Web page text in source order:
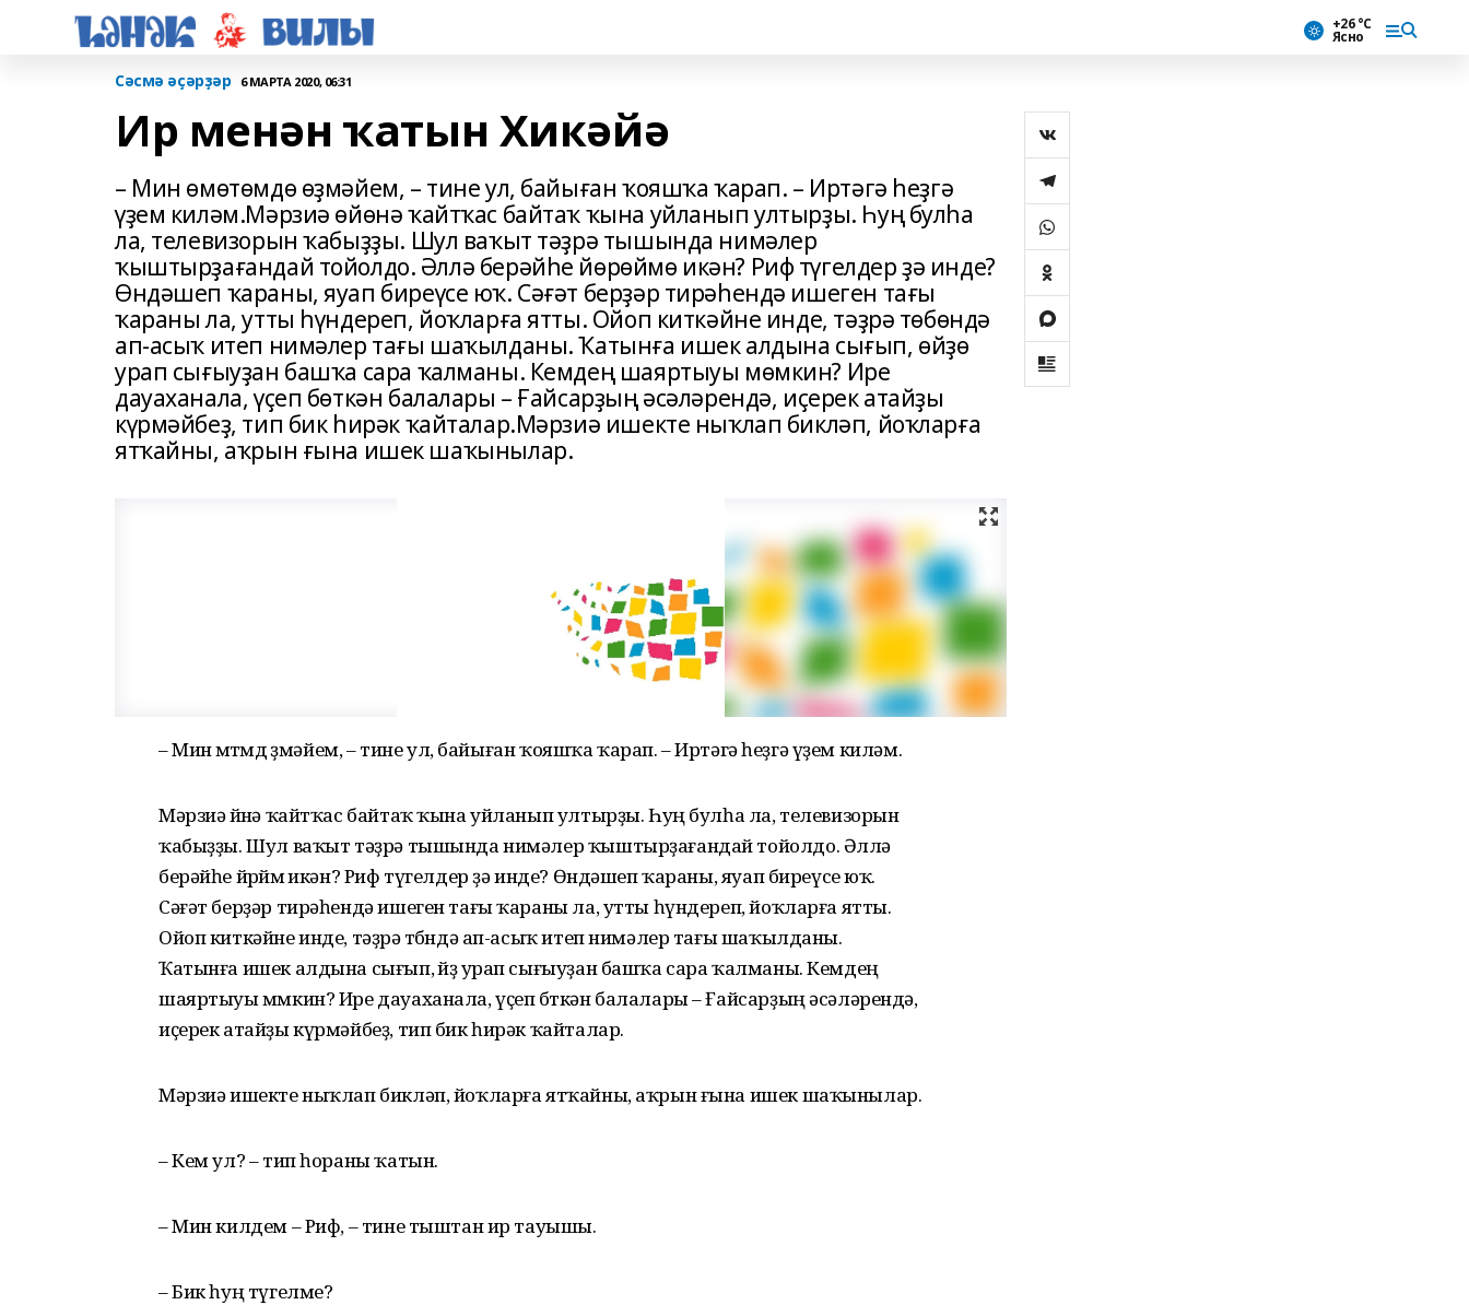
+26 °С
Ясно
Сәсмә әҫәрҙәр 6 МАРТА 2020, 06:31
Ир менән ҡатын Хикәйә
– Мин өмөтөмдө өҙмәйем, – тине ул, байыған ҡояшҡа ҡарап. – Иртәгә һеҙгә
үҙем киләм.Мәрзиә өйөнә ҡайтҡас байтаҡ ҡына уйланып ултырҙы. Һуң булһа
ла, телевизорын ҡабыҙҙы. Шул ваҡыт тәҙрә тышында нимәлер
ҡыштырҙағандай тойолдо. Әллә берәйһе йөрөймө икән? Риф түгелдер ҙә инде?
Өндәшеп ҡараны, яуап биреүсе юҡ. Сәғәт берҙәр тирәһендә ишеген тағы
ҡараны ла, утты һүндереп, йоҡларға ятты. Ойоп киткәйне инде, тәҙрә төбөндә
ап-асыҡ итеп нимәлер тағы шаҡылданы. Ҡатынға ишек алдына сығып, өйҙө
урап сығыуҙан башҡа сара ҡалманы. Кемдең шаяртыуы мөмкин? Ире
дауаханала, үҫеп бөткән балалары – Ғайсарҙың әсәләрендә, иҫерек атайҙы
күрмәйбеҙ, тип бик һирәк ҡайталар.Мәрзиә ишекте ныҡлап бикләп, йоҡларға
ятҡайны, аҡрын ғына ишек шаҡынылар.
– Мин өмөтөмдө өҙмәйем, – тине ул, байыған ҡояшҡа ҡарап. – Иртәгә һеҙгә үҙем киләм.
Мәрзиә өйөнә ҡайтҡас байтаҡ ҡына уйланып ултырҙы. Һуң булһа ла, телевизорын
ҡабыҙҙы. Шул ваҡыт тәҙрә тышында нимәлер ҡыштырҙағандай тойолдо. Әллә
берәйһе йөрөймө икән? Риф түгелдер ҙә инде? Өндәшеп ҡараны, яуап биреүсе юҡ.
Сәғәт берҙәр тирәһендә ишеген тағы ҡараны ла, утты һүндереп, йоҡларға ятты.
Ойоп киткәйне инде, тәҙрә төбөндә ап-асыҡ итеп нимәлер тағы шаҡылданы.
Ҡатынға ишек алдына сығып, өйҙө урап сығыуҙан башҡа сара ҡалманы. Кемдең
шаяртыуы мөмкин? Ире дауаханала, үҫеп бөткән балалары – Ғайсарҙың әсәләрендә,
иҫерек атайҙы күрмәйбеҙ, тип бик һирәк ҡайталар.
Мәрзиә ишекте ныҡлап бикләп, йоҡларға ятҡайны, аҡрын ғына ишек шаҡынылар.
– Кем ул? – тип һораны ҡатын.
– Мин килдем – Риф, – тине тыштан ир тауышы.
– Бик һуң түгелме?